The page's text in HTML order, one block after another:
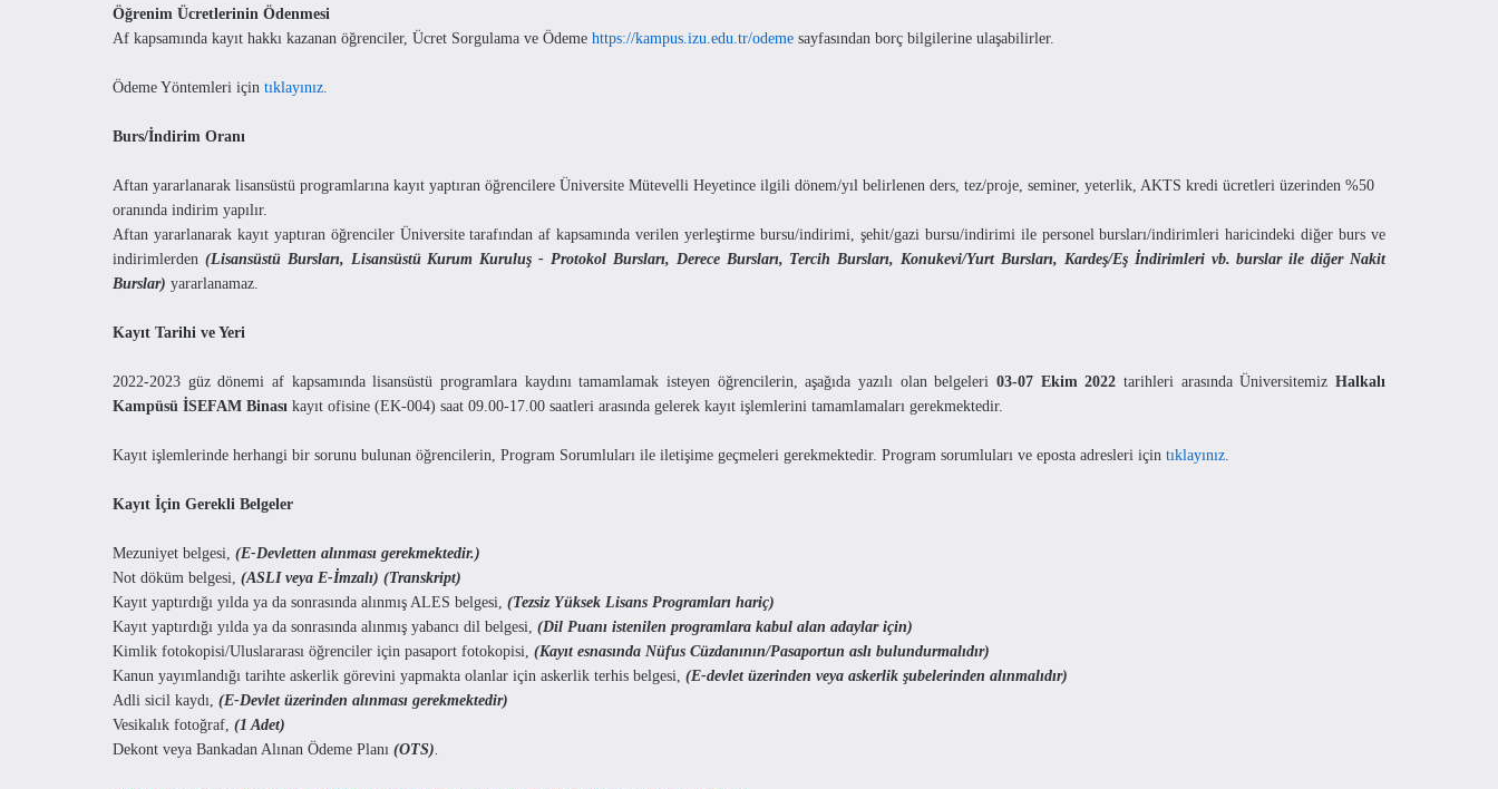
Öğrenim Ücretlerinin Ödenmesi
Af kapsamında kayıt hakkı kazanan öğrenciler, Ücret Sorgulama ve Ödeme https://kampus.izu.edu.tr/odeme sayfasından borç bilgilerine ulaşabilirler.
Ödeme Yöntemleri için tıklayınız.
Burs/İndirim Oranı
Aftan yararlanarak lisansüstü programlarına kayıt yaptıran öğrencilere Üniversite Mütevelli Heyetince ilgili dönem/yıl belirlenen ders, tez/proje, seminer, yeterlik, AKTS kredi ücretleri üzerinden %50
oranında indirim yapılır.
Aftan yararlanarak kayıt yaptıran öğrenciler Üniversite tarafından af kapsamında verilen yerleştirme bursu/indirimi, şehit/gazi bursu/indirimi ile personel bursları/indirimleri haricindeki diğer burs ve
indirimlerden (Lisansüstü Bursları, Lisansüstü Kurum Kuruluş - Protokol Bursları, Derece Bursları, Tercih Bursları, Konukevi/Yurt Bursları, Kardeş/Eş İndirimleri vb. burslar ile diğer Nakit
Burslar) yararlanamaz.
Kayıt Tarihi ve Yeri
2022-2023 güz dönemi af kapsamında lisansüstü programlara kaydını tamamlamak isteyen öğrencilerin, aşağıda yazılı olan belgeleri 03-07 Ekim 2022 tarihleri arasında ÜniversitemizHalkalı
Kampüsü İSEFAM Binası kayıt ofisine (EK-004) saat 09.00-17.00 saatleri arasında gelerek kayıt işlemlerini tamamlamaları gerekmektedir.
Kayıt işlemlerinde herhangi bir sorunu bulunan öğrencilerin, Program Sorumluları ile iletişime geçmeleri gerekmektedir. Program sorumluları ve eposta adresleri için tıklayınız.
Kayıt İçin Gerekli Belgeler
Mezuniyet belgesi, (E-Devletten alınması gerekmektedir.)
Not döküm belgesi, (ASLI veya E-İmzalı) (Transkript)
Kayıt yaptırdığı yılda ya da sonrasında alınmış ALES belgesi, (Tezsiz Yüksek Lisans Programları hariç)
Kayıt yaptırdığı yılda ya da sonrasında alınmış yabancı dil belgesi, (Dil Puanı istenilen programlara kabul alan adaylar için)
Kimlik fotokopisi/Uluslararası öğrenciler için pasaport fotokopisi, (Kayıt esnasında Nüfus Cüzdanının/Pasaportun aslı bulundurmalıdır)
Kanun yayımlandığı tarihte askerlik görevini yapmakta olanlar için askerlik terhis belgesi, (E-devlet üzerinden veya askerlik şubelerinden alınmalıdır)
Adli sicil kaydı, (E-Devlet üzerinden alınması gerekmektedir)
Vesikalık fotoğraf, (1 Adet)
Dekont veya Bankadan Alınan Ödeme Planı (OTS).